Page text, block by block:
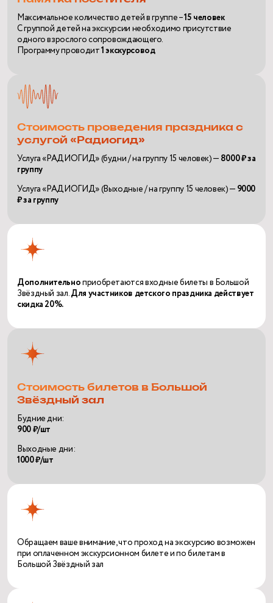
Максимальное количество детей в группе –15 человек
C группой детей на экскурсии необходимо присутствие
одного взрослого сопровождающего.
Программу проводит1экскурсовод
Стоимость проведения праздника с
услугой «Радиогид»
Услуга «РАДИОГИД» (будни / на группу 15 человек) — 8000 ₽ за
группу
Услуга «РАДИОГИД» (Выходные / на группу 15 человек) — 9000
₽ за группу
Дополнительноприобретаются входные билеты в Большой
Звёздный зал.Для участников детского праздника действует
скидка 20%.
Стоимость билетов в Большой
Звёздный зал
Будние дни:
900 ₽/шт
Выходные дни:
1000 ₽/шт
Обращаем ваше внимание, что проход на экскурсию возможен
при оплаченном экскурсионном билете и по билетам в
Большой Звёздный зал